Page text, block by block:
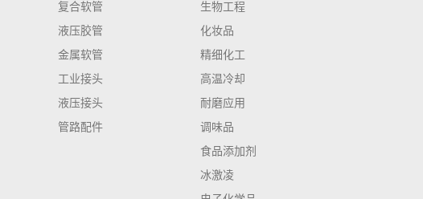
复合软管
液压胶管
金属软管
工业接头
液压接头
管路配件
生物工程
化妆品
精细化工
高温冷却
耐磨应用
调味品
食品添加剂
冰激凌